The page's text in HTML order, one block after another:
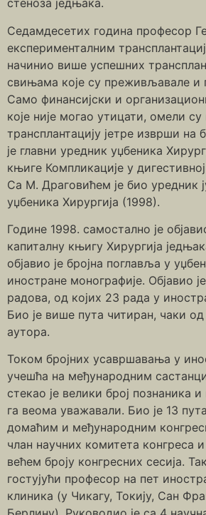
стеноза једњака.
Седамдесетих година професор
експерименталним
начинио више успешних
свињама које су преживљавале и
Само финансијски и
које није могао утицати, омели су
трансплантацију јетре изврши на
је главни уредник уџбеника
књиге Компликације у
Са М. Драговићем је био уредник
уџбеника Хирургија (1998).
Године 1998. самостално је
капиталну књигу Хирургија
објавио је бројна поглавља у
иностране монографије. Објавио
радова, од којих 23 рада у
Био је више пута читиран, чаки од
аутора.
Током бројних усавршавања у
учешћа на међународним
стекао је велики број познаника
га веома уважавали. Био је 13
домаћим и међународним
члан научних комитета конгреса
већем броју конгресних сесија.
гостујући професор на пет
клиника (у Чикагу, Токију, Сан